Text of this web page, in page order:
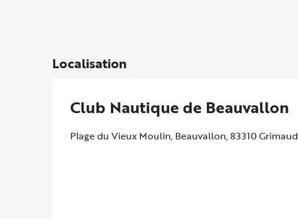
Localisation
Club Nautique de Beauvallon
Plage du Vieux Moulin, Beauvallon, 83310 Grimaud